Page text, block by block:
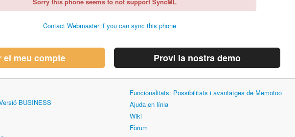
Contact Webmaster if you can sync this phone
el meu compte Provi la nostra demo
BUSINESS
Funcionalitats: Possibilitats i avantatges de Memotoo
Ajuda en línia
Wiki
Fòrum